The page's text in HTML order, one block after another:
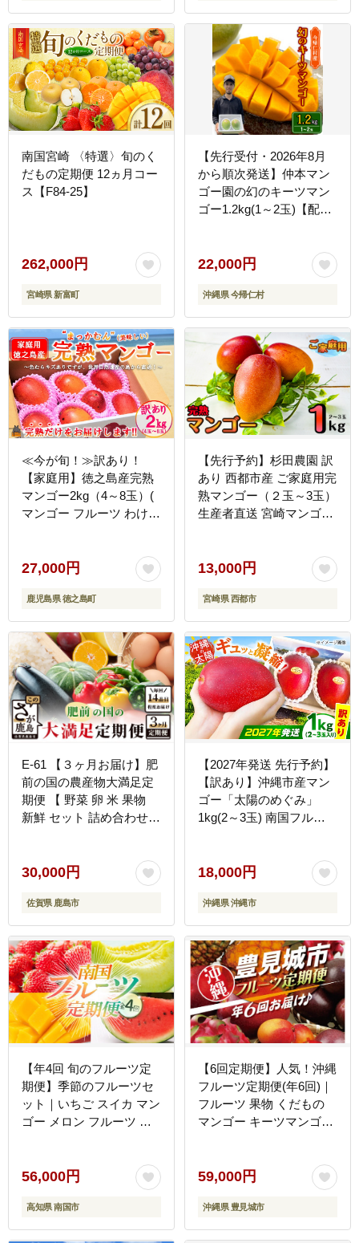
南国宮崎 〈特選〉旬のく
だもの定期便 12ヵ月コー
ス【F84-25】
262,000円
宮崎県 新富町
【先行受付・2026年8月
から順次発送】仲本マン
ゴー園の幻のキーツマン
ゴー1.2kg(1～2玉)【配送
22,000円
沖縄県 今帰仁村
≪今が旬！≫訳あり！
【家庭用】徳之島産完熟
マンゴー2kg（4～8玉）(
マンゴー フルーツ わけあ
産 美味しい とろける 旬
27,000円
鹿児島県 徳之島町
【先行予約】杉田農園 訳
あり 西都市産 ご家庭用完
熟マンゴー（２玉～3玉）
生産者直送 宮崎マンゴ
13,000円
宮崎県 西都市
E-61 【３ヶ月お届け】肥
前の国の農産物大満足定
期便 【 野菜 卵 米 果物
新鮮 セット 詰め合わせ
30,000円
佐賀県 鹿島市
【2027年発送 先行予約】
【訳あり】沖縄市産マン
ゴー「太陽のめぐみ」
1kg(2～3玉) 南国フルー
ンゴー園 [BCEW003]
18,000円
沖縄県 沖縄市
【年4回 旬のフルーツ定
期便】季節のフルーツセ
ット｜いちご スイカ マン
ゴー メロン フルーツ 定
フルーツ 冬フルーツ くだ
もの 贈答 ギフト 人気 お
すすめ 高知県 南国市
56,000円
高知県 南国市
【6回定期便】人気！沖縄
フルーツ定期便(年6回)｜
フルーツ 果物 くだもの
マンゴー キーツマンゴー
ーツ ドラゴンフルーツ バ
ナナ 完熟 沖縄フルーツ
沖縄 沖縄県 豊見城市 人
気 名護パイン園 定期便
59,000円
沖縄県 豊見城市